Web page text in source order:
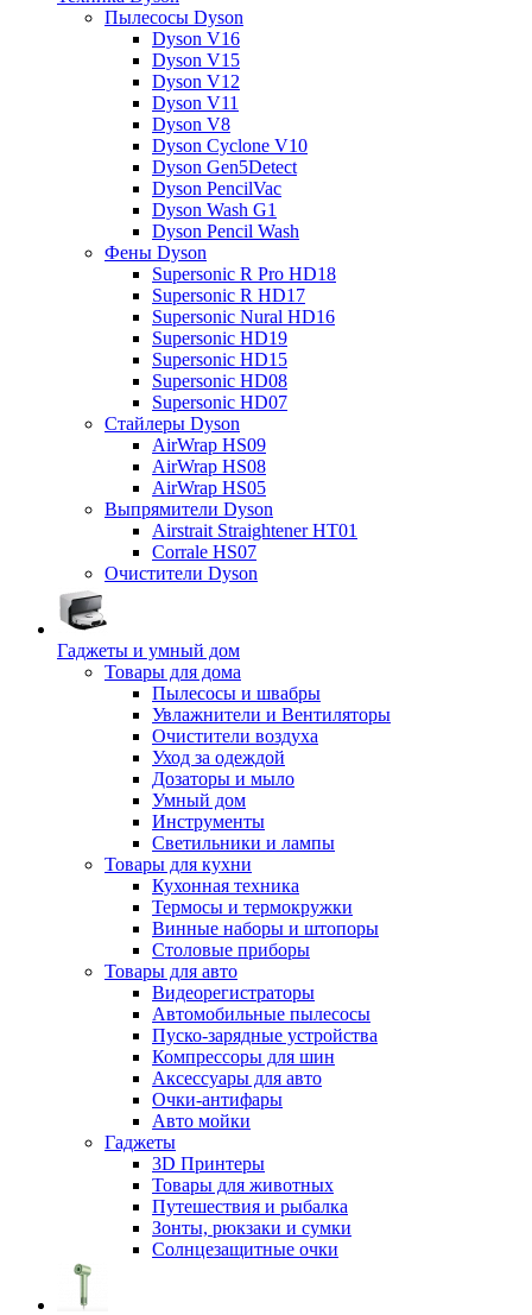
Пылесосы Dyson
Dyson V16
Dyson V15
Dyson V12
Dyson V11
Dyson V8
Dyson Cyclone V10
Dyson Gen5Detect
Dyson PencilVac
Dyson Wash G1
Dyson Pencil Wash
Фены Dyson
Supersonic R Pro HD18
Supersonic R HD17
Supersonic Nural HD16
Supersonic HD19
Supersonic HD15
Supersonic HD08
Supersonic HD07
Стайлеры Dyson
AirWrap HS09
AirWrap HS08
AirWrap HS05
Выпрямители Dyson
Airstrait Straightener HT01
Corrale HS07
Очистители Dyson
Гаджеты и умный дом
Товары для дома
Пылесосы и швабры
Увлажнители и Вентиляторы
Очистители воздуха
Уход за одеждой
Дозаторы и мыло
Умный дом
Инструменты
Светильники и лампы
Товары для кухни
Кухонная техника
Термосы и термокружки
Винные наборы и штопоры
Столовые приборы
Товары для авто
Видеорегистраторы
Автомобильные пылесосы
Пуско-зарядные устройства
Компрессоры для шин
Аксессуары для авто
Очки-антифары
Авто мойки
Гаджеты
3D Принтеры
Товары для животных
Путешествия и рыбалка
Зонты, рюкзаки и сумки
Солнцезащитные очки